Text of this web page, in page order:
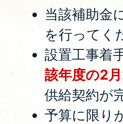
当該補助金
を行ってく
設置工事着
該年度の2
供給契約が
予算に限り